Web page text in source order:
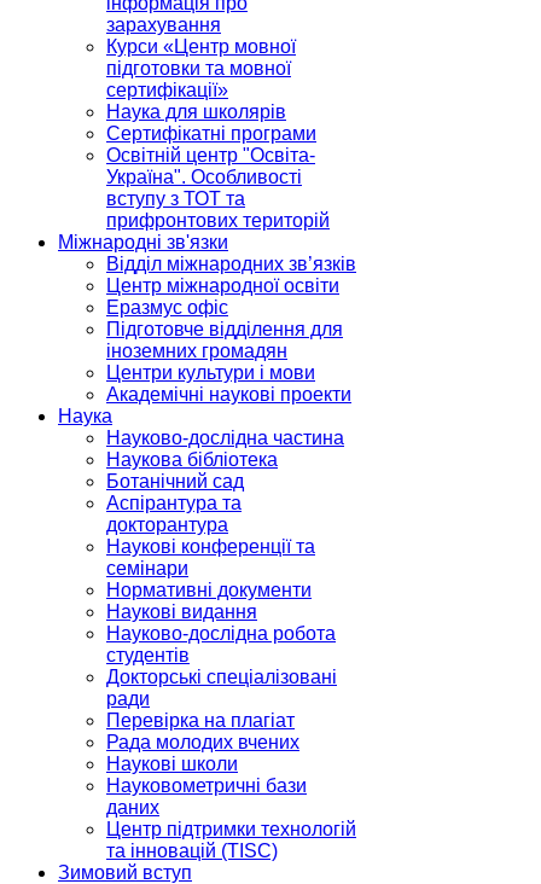
зарахування
Курси «Центр мовної
підготовки та мовної
сертифікації»
Наука для школярів
Сертифікатні програми
Освітній центр "Освіта-
Україна". Особливості
вступу з ТОТ та
прифронтових територій
Міжнародні зв'язки
Відділ міжнародних зв’язків
Центр міжнародної освіти
Еразмус офіс
Підготовче відділення для
іноземних громадян
Центри культури і мови
Академічні наукові проекти
Наука
Науково-дослідна частина
Наукова бібліотека
Ботанічний сад
Аспірантура та
докторантура
Наукові конференції та
семінари
Нормативні документи
Наукові видання
Науково-дослідна робота
студентів
Докторські спеціалізовані
ради
Перевірка на плагіат
Рада молодих вчених
Наукові школи
Науковометричні бази
даних
Центр підтримки технологій
та інновацій (TISC)
Зимовий вступ